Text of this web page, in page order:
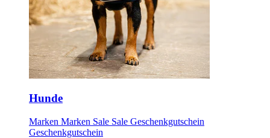
Hunde
Marken Marken Sale Sale Geschenkgutschein
Geschenkgutschein